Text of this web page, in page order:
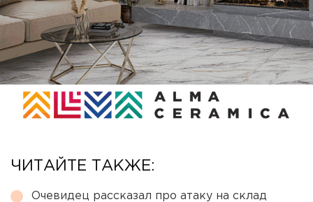
ЧИТАЙТЕ ТАКЖЕ:
Очевидец рассказал про атаку на склад